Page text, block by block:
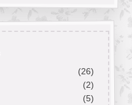
(26)
(2)
(5)